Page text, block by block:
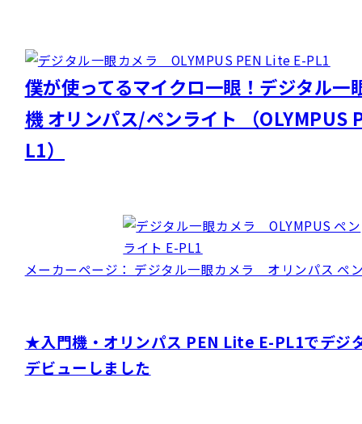
僕が使ってるマイクロ一眼！デジタル一
機 オリンパス/ペンライト （OLYMPUS
L1）
メーカーページ： デジタル一眼カメラ オリンパス ペ
★入門機・オリンパス PEN Lite E-PL1でデジ
デビューしました